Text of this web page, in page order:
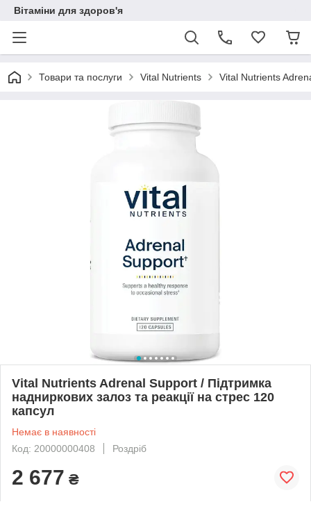
Вітаміни для здоров'я
Товари та послуги Vital Nutrients Vital Nutrients
Vital Nutrients Adrenal Support / Підтримка
надниркових залоз та реакції на стрес 120
капсул
Немає в наявності
Код: 20000000408
Роздріб
2 677 ₴